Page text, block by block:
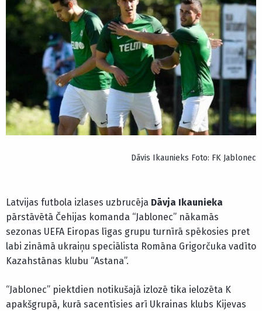
Dāvis Ikaunieks Foto: FK Jablonec
Latvijas futbola izlases uzbrucēja Dāvja Ikaunieka
pārstāvētā Čehijas komanda “Jablonec” nākamās
sezonas UEFA Eiropas līgas grupu turnīrā spēkosies pret
labi zināmā ukraiņu speciālista Romāna Grigorčuka vadīto
Kazahstānas klubu “Astana”.
“Jablonec” piektdien notikušajā izlozē tika ielozēta K
apakšgrupā, kurā sacentīsies arī Ukrainas klubs Kijevas